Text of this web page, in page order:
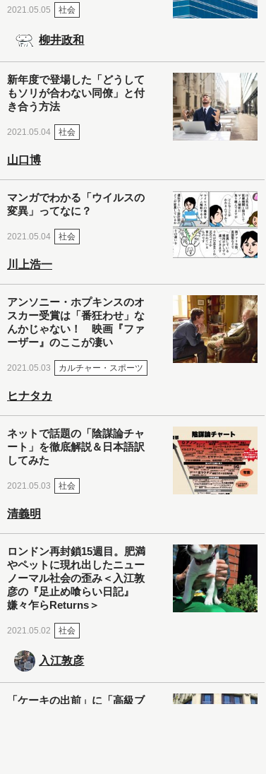
2021.05.05 社会
柳井政和
新年度で登場した「どうして
もソリが合わない同僚」と付
き合う方法
2021.05.04 社会
山口博
マンガでわかる「ウイルスの
変異」ってなに？
2021.05.04 社会
川上浩一
アンソニー・ホプキンスのオ
スカー受賞は「番狂わせ」な
んかじゃない！ 映画『ファ
ーザー』のここが凄い
2021.05.03 カルチャー・スポーツ
ヒナタカ
ネットで話題の「陰謀論チャ
ート」を徹底解説＆日本語訳
してみた
2021.05.03 社会
清義明
ロンドン再封鎖15週目。肥満
やペットに現れ出したニュー
ノーマル社会の歪み＜入江敦
彦の『足止め喰らい日記』
嫌々乍らReturns＞
2021.05.02 社会
入江敦彦
「ケーキの出前」に「高級ブ